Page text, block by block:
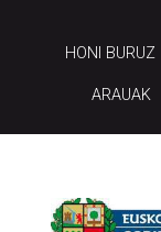
HONI BURUZ
ARAUAK